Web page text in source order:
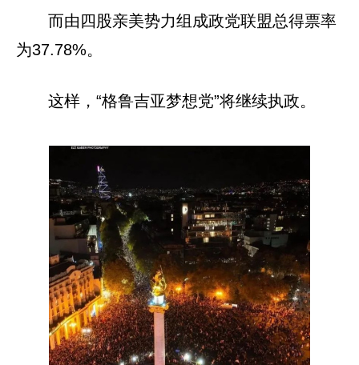
而由四股亲美势力组成政党联盟总得票率
为37.78%。
这样，“格鲁吉亚梦想党”将继续执政。